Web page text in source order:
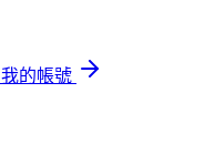
我的帳號